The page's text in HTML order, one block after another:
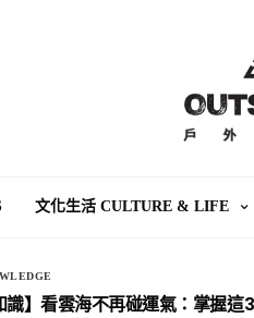
文化生活 CULTURE & LIFE
識】看雲海不再碰運氣：掌握